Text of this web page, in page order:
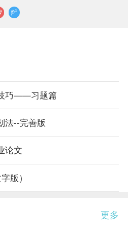
巧——习题篇
法--完善版
论文
版）
更多